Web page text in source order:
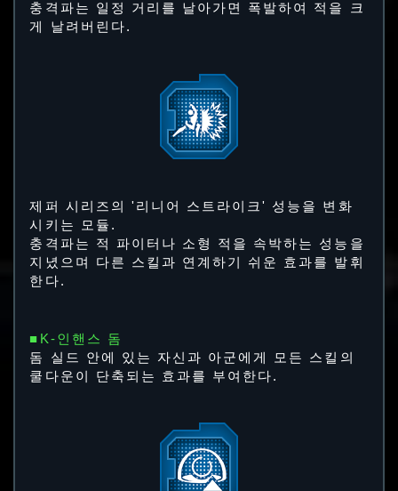
충격파는 일정 거리를 날아가면 폭발하여 적을 크
게 날려버린다.
제퍼 시리즈의 '리니어 스트라이크' 성능을 변화
시키는 모듈.
충격파는 적 파이터나 소형 적을 속박하는 성능을
지녔으며 다른 스킬과 연계하기 쉬운 효과를 발휘
한다.
■K-인핸스 돔
돔 실드 안에 있는 자신과 아군에게 모든 스킬의
쿨다운이 단축되는 효과를 부여한다.